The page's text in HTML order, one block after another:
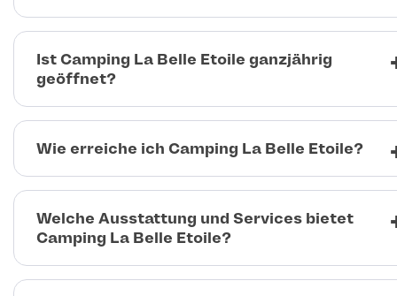
Ist Camping La Belle Etoile ganzjährig
geöffnet?
Wie erreiche ich Camping La Belle Etoile?
Welche Ausstattung und Services bietet
Camping La Belle Etoile?